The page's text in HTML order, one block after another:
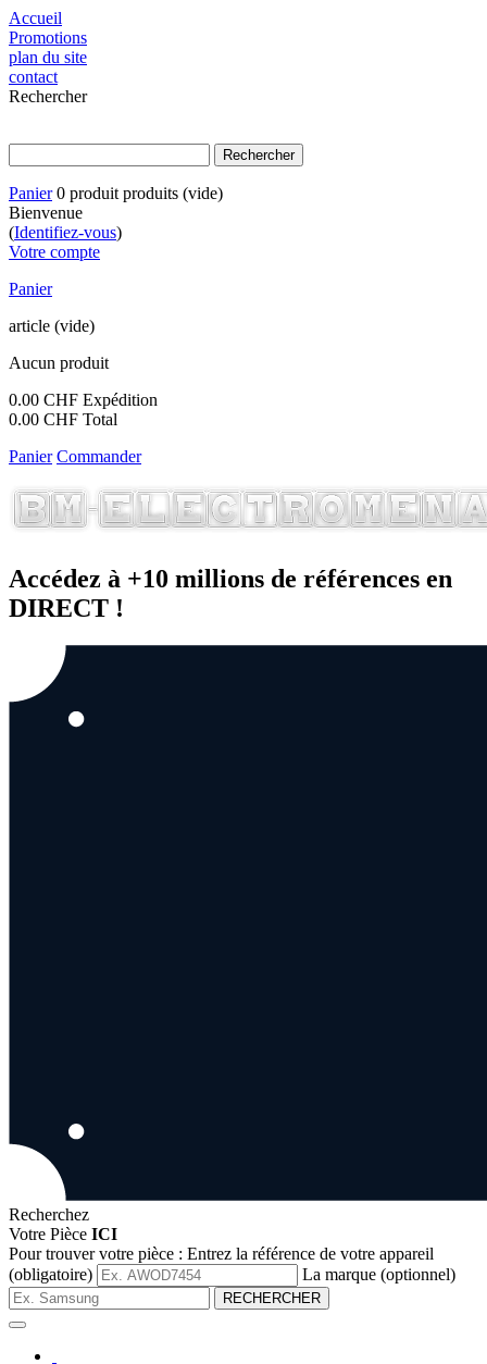
Accueil
Promotions
plan du site
contact
Rechercher
Panier 0 produit produits (vide)
Bienvenue
(Identifiez-vous)
Votre compte
Panier
article (vide)
Aucun produit
0.00 CHF Expédition
0.00 CHF Total
Panier Commander
Accédez à +10 millions de références en
DIRECT !
Recherchez
Votre Pièce ICI
Pour trouver votre pièce : Entrez la référence de votre appareil
(obligatoire)
La marque (optionnel)
RECHERCHER